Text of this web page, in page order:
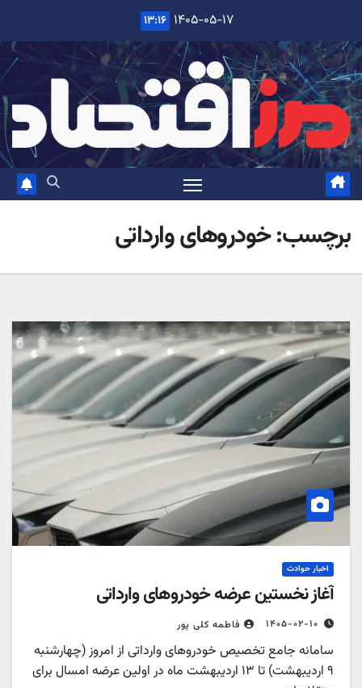
content
۱۴۰۵-۰۵-۱۷ ۱۳:۱۶
برچسب:خودروهای وارداتی
اخبار حوادث
آغاز نخستین عرضه خودروهای وارداتی
۱۴۰۵-۰۲-۱۰ فاطمه کلی پور
سامانه جامع تخصیص خودروهای وارداتی از امروز (چهارشنبه
۹ اردیبهشت) تا ۱۳ اردیبهشت ماه در اولین عرضه امسال برای